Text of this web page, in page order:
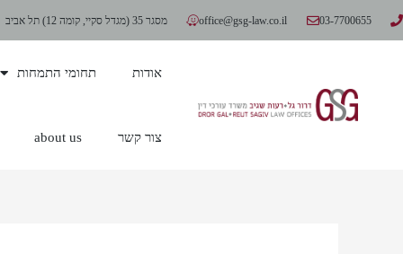
לתוכן
03-7700655
office@gsg-law.co.il מסגר 35 (מגדל סקיי, קומה 12) תל אביב
אודות תחומי התמחות
צור קשר about us